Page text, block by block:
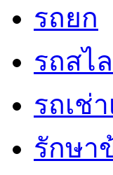
รถยก
รถสไ
รถเช่
รักษา